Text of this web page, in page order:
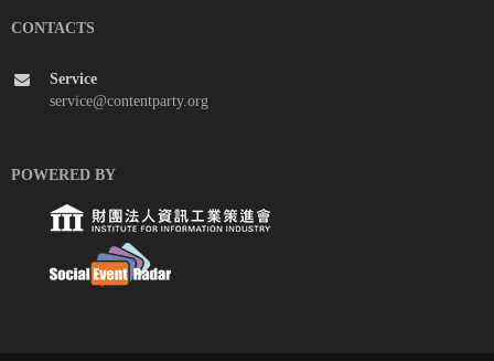
CONTACTS
Service
service@contentparty.org
POWERED BY